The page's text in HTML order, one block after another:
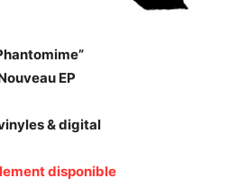
EP
& digital
disponible